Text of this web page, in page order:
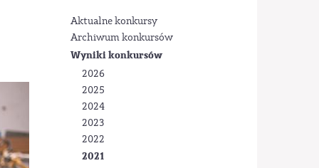
Aktualne konkursy
Archiwum konkursów
Wyniki konkursów
2026
2025
2024
2023
2022
2021